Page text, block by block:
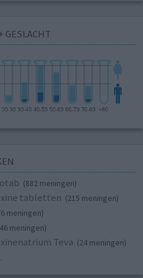
GESLACHT
(882 meningen)
tabletten (215 meningen)
meningen)
meningen)
Teva (24 meningen)